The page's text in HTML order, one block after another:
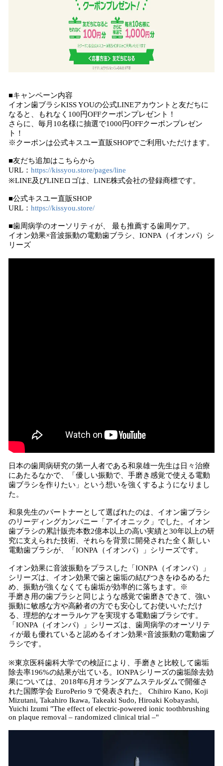
■キャンペーン内容
イオン歯ブラシKISS YOUの公式LINEアカウントと友だちに
なると、もれなく100円OFFクーポンプレゼント！
さらに、毎月10名様に抽選で1000円OFFクーポンプレゼン
ト！
※クーポンは公式キスユー直販SHOPでご利用いただけます。
■友だち追加はこちらから
URL： https://kissyou.store/pages/line
※LINE及びLINEロゴは、LINE株式会社の登録商標です。
■公式キスユー直販SHOP
URL： https://kissyou.store/
■歯周病学のオーソリティが、 最も推薦する歯周ケア。
イオン効果×音波振動の電動歯ブラシ、IONPA（イオンパ）シ
リーズ
日本の歯周病研究の第一人者である和泉雄一先生は日々治療
にあたるなかで、「優しい振動で、手磨き感覚で使える電動
歯ブラシを作りたい」という想いを強くするようになりまし
た。
和泉先生のパートナーとして選ばれたのは、イオン歯ブラシ
のリーディングカンパニー「アイオニック」でした。イオン
歯ブラシの累計販売本数2億本以上の高い実績と30年以上の研
究に支えられた技術、それらを背景に開発された全く新しい
電動歯ブラシが、「IONPA（イオンパ）」シリーズです。
イオン効果に音波振動をプラスした「IONPA（イオンパ）」
シリーズは、イオン効果で歯と歯垢の結びつきをゆるめるた
め、振動が強くなくても歯垢が効率的に落ちます。※
手磨き用の歯ブラシと同じような感覚で歯磨きできて、強い
振動に敏感な方や高齢者の方でも安心してお使いいただけ
る、理想的なオーラルケアを実現する電動歯ブラシです。
「IONPA（イオンパ）」シリーズは、歯周病学のオーソリテ
ィが最も優れていると認めるイオン効果×音波振動の電動歯ブ
ラシです。
※東京医科歯科大学での検証により、手磨きと比較して歯垢
除去率196%の結果が出ている。IONPAシリーズの歯垢除去効
果については、2018年6月オランダアムステルダムで開催さ
れた国際学会 EuroPerio 9 で発表された。 Chihiro Kano, Koji
Mizutani, Takahiro Ikawa, Takeaki Sudo, Hiroaki Kobayashi,
Yuichi Izumi "The effect of electric-powered ionic toothbrushing
on plaque removal – randomized clinical trial –"